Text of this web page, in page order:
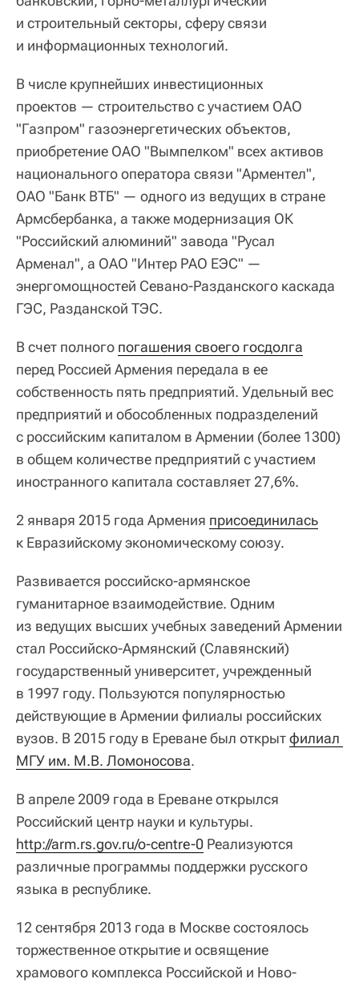
и строительный секторы, сферу связи
и информационных технологий.
В числе крупнейших инвестиционных
проектов — строительство с участием ОАО
"Газпром" газоэнергетических объектов,
приобретение ОАО "Вымпелком" всех активов
национального оператора связи "Арментел",
ОАО "Банк ВТБ" — одного из ведущих в стране
Армсбербанка, а также модернизация ОК
"Российский алюминий" завода "Русал
Арменал", а ОАО "Интер РАО ЕЭС" —
энергомощностей Севано-Разданского каскада
ГЭС, Разданской ТЭС.
В счет полного погашения своего госдолга
перед Россией Армения передала в ее
собственность пять предприятий. Удельный вес
предприятий и обособленных подразделений
с российским капиталом в Армении (более 1300)
в общем количестве предприятий с участием
иностранного капитала составляет 27,6%.
2 января 2015 года Армения присоединилась
к Евразийскому экономическому союзу.
Развивается российско-армянское
гуманитарное взаимодействие. Одним
из ведущих высших учебных заведений Армении
стал Российско-Армянский (Славянский)
государственный университет, учрежденный
в 1997 году. Пользуются популярностью
действующие в Армении филиалы российских
вузов. В 2015 году в Ереване был открытфилиал
МГУ им. М.В. Ломоносова.
В апреле 2009 года в Ереване открылся
Российский центр науки и культуры.
http://arm.rs.gov.ru/o-centre-0 Реализуются
различные программы поддержки русского
языка в республике.
12 сентября 2013 года в Москве состоялось
торжественное открытие и освящение
храмового комплекса Российской и Ново-